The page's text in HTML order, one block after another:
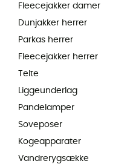
Fleecejakker damer
Dunjakker herrer
Parkas herrer
Fleecejakker herrer
Telte
Liggeunderlag
Pandelamper
Soveposer
Kogeapparater
Vandrerygsække